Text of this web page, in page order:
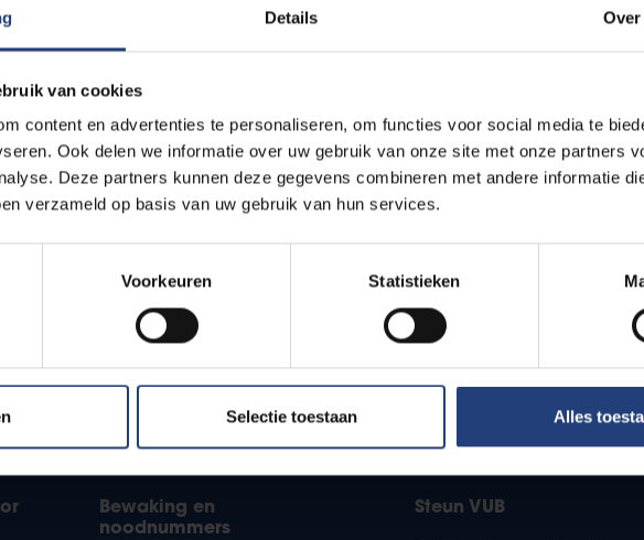
Details Over
van cookies
content en advertenties te personaliseren, om functies voor social media te
Ook delen we informatie over uw gebruik van onze site met onze partners
Deze partners kunnen deze gegevens combineren met andere informatie
verzameld op basis van uw gebruik van hun services.
Voorkeuren Statistieken
Selectie toestaan Alles
URL*
De volledige URL van de pagina waar je de fout zag.
Bv. https://www.vub.be/nl/studeren-aan-de-vub/alle-opleidingen
Bewaking en
noodnummers
Steun VUB